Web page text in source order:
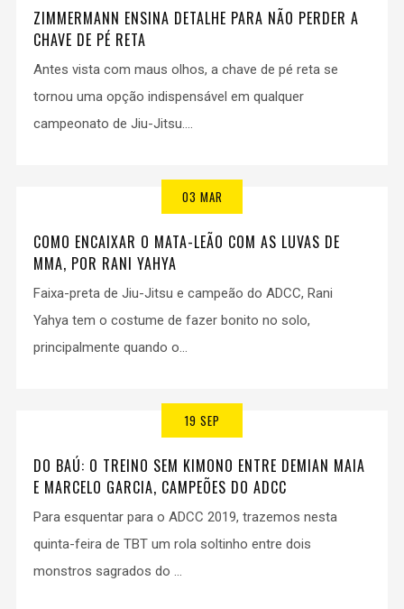
ZIMMERMANN ENSINA DETALHE PARA NÃO PERDER A
CHAVE DE PÉ RETA
Antes vista com maus olhos, a chave de pé reta se
tornou uma opção indispensável em qualquer
campeonato de Jiu-Jitsu....
03 MAR
COMO ENCAIXAR O MATA-LEÃO COM AS LUVAS DE
MMA, POR RANI YAHYA
Faixa-preta de Jiu-Jitsu e campeão do ADCC, Rani
Yahya tem o costume de fazer bonito no solo,
principalmente quando o...
19 SEP
DO BAÚ: O TREINO SEM KIMONO ENTRE DEMIAN MAIA
E MARCELO GARCIA, CAMPEÕES DO ADCC
Para esquentar para o ADCC 2019, trazemos nesta
quinta-feira de TBT um rola soltinho entre dois
monstros sagrados do ...